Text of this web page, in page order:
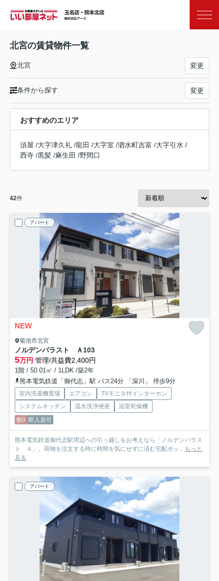
北宮の賃貸物件一覧
北宮 変更
条件から探す 変更
おすすめのエリア
須屋 /大字津久礼 /龍田 /大字室 /泗水町吉富 /大字引水 /
西寺 /黒髪 /麻生田 /野間口
42件
アパート
NEW
菊池市北宮
ノルデンパラスト Ａ 103
5万円 管理/共益費2,400円
1階 / 50.01㎡ / 1LDK /築2年
熊本電気鉄道「御代志」駅 バス24分 「深川」 停歩9分
室内洗濯機置場 エアコン
TVモニタ付インターホン
システムキッチン
温水洗浄便座
浴室乾燥機
敷0 即入居可
熊本電気鉄道御代志駅周辺への引っ越しをお考えなら「ノルデンパラス
ト Ａ」。荷物を注文する時に時間を気にせずに済む宅配ボッ...
もっと
見る
アパート